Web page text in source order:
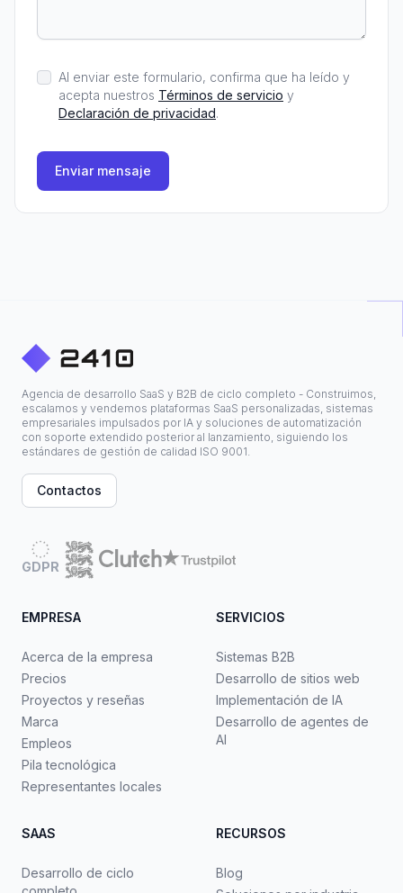
Al enviar este formulario, confirma que ha leído y
acepta nuestros Términos de servicio y
Declaración de privacidad.
Enviar mensaje
Agencia de desarrollo SaaS y B2B de ciclo completo - Construimos,
escalamos y vendemos plataformas SaaS personalizadas, sistemas
empresariales impulsados por IA y soluciones de automatización
con soporte extendido posterior al lanzamiento, siguiendo los
estándares de gestión de calidad ISO 9001.
Contactos
GDPR
EMPRESA
Acerca de la empresa
Precios
Proyectos y reseñas
Marca
Empleos
Pila tecnológica
Representantes locales
SERVICIOS
Sistemas B2B
Desarrollo de sitios web
Implementación de IA
Desarrollo de agentes de
AI
SAAS
Desarrollo de ciclo
RECURSOS
Blog